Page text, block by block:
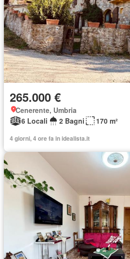
265.000 €
Cenerente, Umbria
6 Locali
2 Bagni 170 m²
4 giorni, 4 ore fa in idealista.it